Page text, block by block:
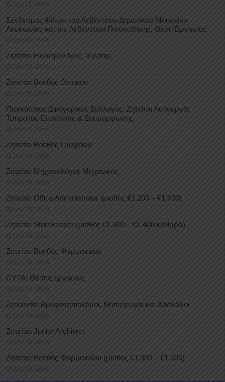
July 31, 2026
Σύνδεσμος Φίλων του Λεβέντειου Δημοτικού Μουσείου
Λευκωσίας και της Λεβέντειου Πινακοθήκης: Θέση Εργασίας
July 31, 2026
Ζητείται Ηλεκτρολόγος Τεχνίτης
July 31, 2026
Ζητείται Βοηθός Οπτικού
July 31, 2026
Παγκύπριος Δικηγορικός Σύλλογος: Ζητείται Λειτουργός
Τμήματος Εποπτείας & Συμμόρφωσης
July 31, 2026
Ζητείται Βοηθός Γραφείου
July 30, 2026
Ζητείται Μηχανολόγος Μηχανικός
July 30, 2026
Ζητείται Office Administrator (μισθός €1.200 – €1.600)
July 30, 2026
Ζητείται Storekeeper (μισθός €1.300 – €1.400 καθαρά)
July 30, 2026
Ζητείται Βοηθός Φαρμακείου
July 30, 2026
CYTA: Θέσεις εργασίας
July 30, 2026
Ζητούνται Βρεφονηπιοκόμοι, Νηπιαγωγοί και Δασκάλοι
July 30, 2026
Ζητείται Junior Architect
July 30, 2026
Ζητείται Βοηθός Φαρμακείου (μισθός €1.300 – €1.500)
July 30, 2026